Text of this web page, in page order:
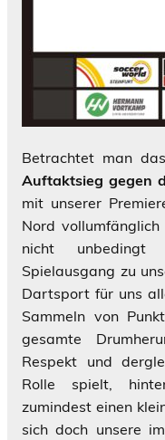
Betrachtet man
Auftaktsieg gegen
mit unserer
Nord
nicht
Spielausgang zu
Dartsport für uns
Sammeln von
gesamte
Respekt und
Rolle spielt,
zumindest einen
sich doch unsere